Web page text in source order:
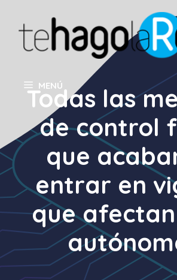
contenido
MENÚ
Todas las
de control
que
entrar en
que